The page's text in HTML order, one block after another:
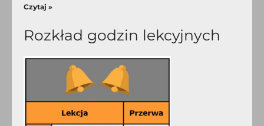
Czytaj »
Rozkład godzin lekcyjnych